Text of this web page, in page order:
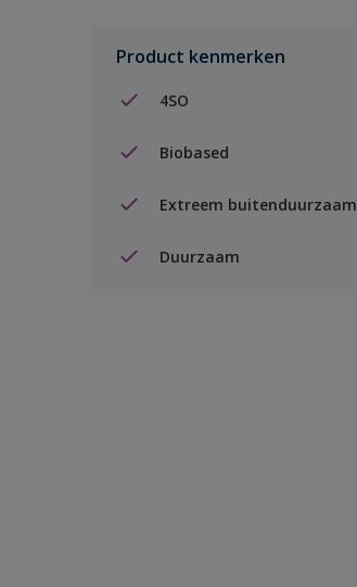
Product kenmerken
4SO
Biobased
Extreem buitenduurzaam
Duurzaam